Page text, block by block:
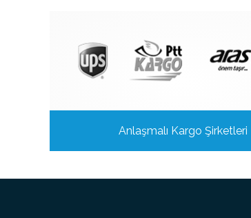
Anlaşmalı Kargo Şirketleri